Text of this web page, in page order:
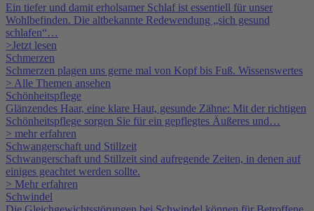
Ein tiefer und damit erholsamer Schlaf ist essentiell für unser
Wohlbefinden. Die altbekannte Redewendung „sich gesund
schlafen“…
>Jetzt lesen
Schmerzen
Schmerzen plagen uns gerne mal von Kopf bis Fuß. Wissenswertes
> Alle Themen ansehen
Schönheitspflege
Glänzendes Haar, eine klare Haut, gesunde Zähne: Mit der richtigen
Schönheitspflege sorgen Sie für ein gepflegtes Äußeres und…
> mehr erfahren
Schwangerschaft und Stillzeit
Schwangerschaft und Stillzeit sind aufregende Zeiten, in denen auf
einiges geachtet werden sollte.
> Mehr erfahren
Schwindel